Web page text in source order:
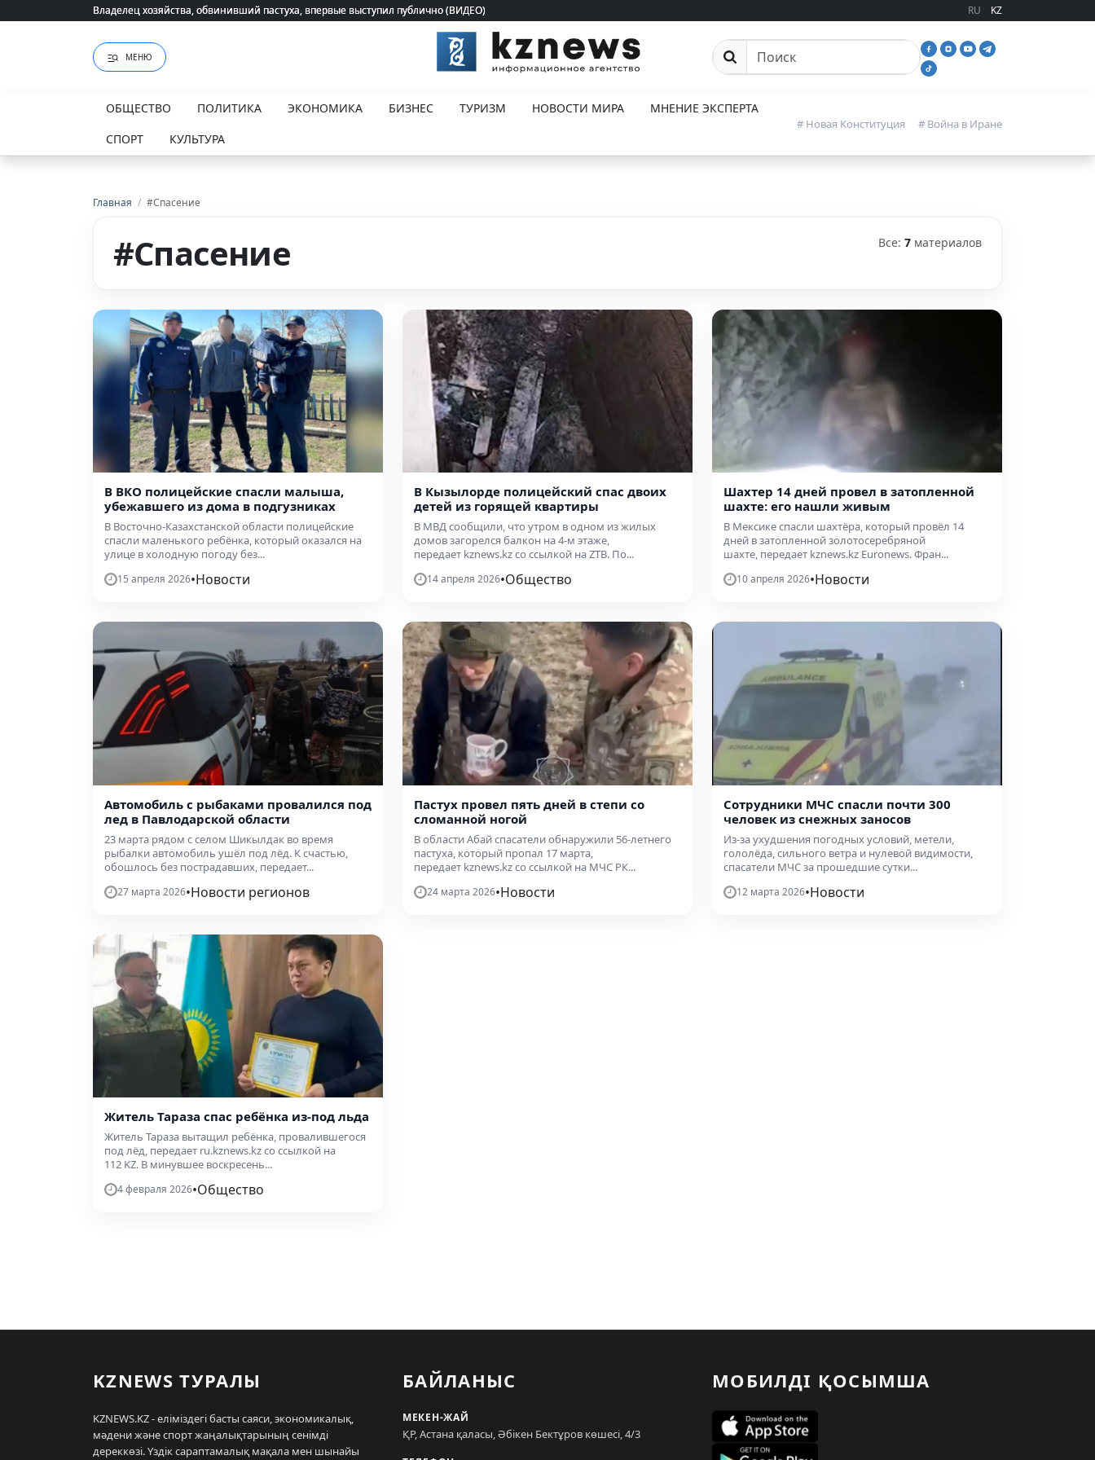
Владелец хозяйства, обвинивший пастуха, впервые выступил публично (ВИДЕО)
Владелец хозяйства, обвинивший пастуха, впервые выступил публично (ВИДЕО) RU KZ
МЕНЮ Поиск
ОБЩЕСТВО ПОЛИТИКА ЭКОНОМИКА БИЗНЕС ТУРИЗМ НОВОСТИ МИРА
МНЕНИЕ ЭКСПЕРТА
СПОРТ
КУЛЬТУРА
# Новая Конституция # Война в Иране
Главная / #Спасение
#Спасение Все: 7 материалов
В ВКО полицейские спасли малыша,
убежавшего из дома в подгузниках
В Восточно-Казахстанской области полицейские
спасли маленького ребёнка, который оказался на
улице в холодную погоду без...
15 апреля 2026•Новости
В Кызылорде полицейский спас двоих
детей из горящей квартиры
В МВД сообщили, что утром в одном из жилых
домов загорелся балкон на 4-м этаже,
передает kznews.kz со ссылкой на ZTB. По...
14 апреля 2026•Общество
Шахтер 14 дней провел в затопленной
шахте: его нашли живым
В Мексике спасли шахтёра, который провёл 14
дней в затопленной золотосеребряной
шахте, передает kznews.kz Euronews. Фран...
10 апреля 2026•Новости
Автомобиль с рыбаками провалился под
лед в Павлодарской области
23 марта рядом с селом Шикылдак во время
рыбалки автомобиль ушёл под лёд. К счастью,
обошлось без пострадавших, передает...
27 марта 2026•Новости регионов
Пастух провел пять дней в степи со
сломанной ногой
В области Абай спасатели обнаружили 56-летнего
пастуха, который пропал 17 марта,
передает kznews.kz со ссылкой на МЧС РК...
24 марта 2026•Новости
Сотрудники МЧС спасли почти 300
человек из снежных заносов
Из-за ухудшения погодных условий, метели,
гололёда, сильного ветра и нулевой видимости,
спасатели МЧС за прошедшие сутки...
12 марта 2026•Новости
Житель Тараза спас ребёнка из-под льда
Житель Тараза вытащил ребёнка, провалившегося
под лёд, передает ru.kznews.kz со ссылкой на
112 KZ. В минувшее воскресень...
4 февраля 2026•Общество
KZNEWS ТУРАЛЫ
KZNEWS.KZ - еліміздегі басты саяси, экономикалық,
мәдени және спорт жаңалықтарының сенімді
дереккөзі. Үздік сараптамалық мақала мен шынайы
БАЙЛАНЫС
МЕКЕН-ЖАЙ
ҚР, Астана қаласы, Әбікен Бектұров көшесі, 4/3
МОБИЛДІ ҚОСЫМША